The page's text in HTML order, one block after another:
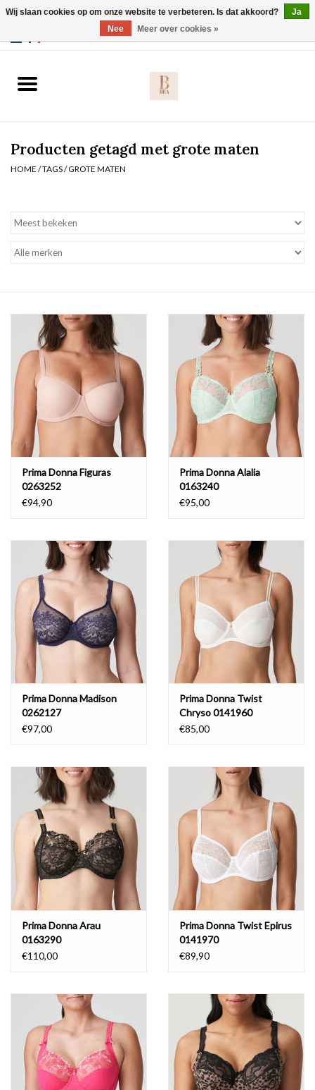
Slip
Nachtmode
Badmode
Lingerie-accessoires
Cadeaubonnen
Producten getagd met grote maten
HOME /TAGS/GROTE MATEN
Prima Donna Figuras
0263252
€94,90
Prima Donna Alalia
0163240
€95,00
Prima Donna Madison
0262127
€97,00
Prima Donna Twist
Chryso 0141960
€85,00
Prima Donna Arau
0163290
€110,00
Prima Donna Twist Epirus
0141970
€89,90
Wij slaan cookies op om onze website te verbeteren. Is dat akkoord?
Ja
Nee
Meer over cookies »
Webshop werkt met EU maten. .